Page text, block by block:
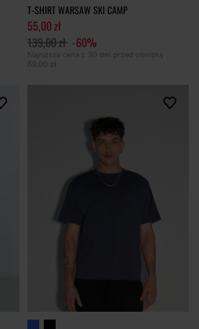
T-SHIRT WARSAW SKI CAMP
55,00 zł
139,00 zł -60%
Najniższa cena z 30 dni przed obniżką
69,00 zł